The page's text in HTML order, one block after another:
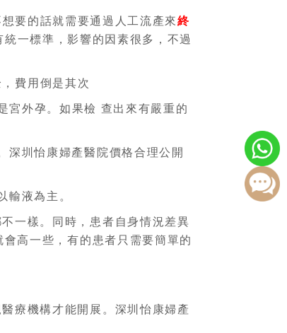
要的話就需要通過人工流產來終
一標準，影響的因素很多，不過
費用倒是其次
宮外孕。如果檢 查出來有嚴重的
深圳怡康婦產醫院價格合理公開
輸液為主。
一樣。同時，患者自身情況差異
高一些，有的患者只需要簡單的
療機構才能開展。深圳怡康婦產